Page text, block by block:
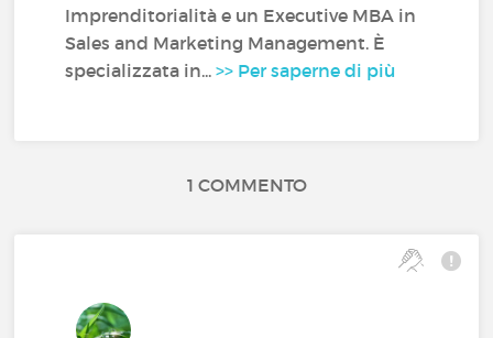
Imprenditorialità e un Executive MBA in
Sales and Marketing Management. È
specializzata in...>> Per saperne di più
1 COMMENTO